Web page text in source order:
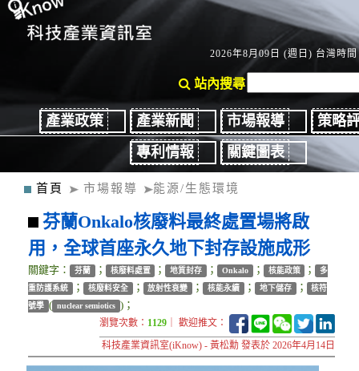
2026年8月09日 (週日) 台灣時間
站內搜尋
產業政策 產業新聞 市場報導
策略
專利情報
關鍵圖表
首頁 市場報導 能源/生態環境
芬蘭Onkalo核廢料最終處置場將啟
用，全球首座永久地下封存設施成形
關鍵字： 芬蘭 ； 核廢料處置 ； 地質封存 ； Onkalo ； 核能政策 ； 多
重防護系統 ； 核廢料安全 ； 放射性衰變 ； 核能永續 ； 地下儲存 ；
核符
號學 ( nuclear semiotics )；
瀏覽次數： 1129 ｜ 歡迎推文：
科技產業資訊室(iKnow) - 黃松勳 發表於 2026年4月14日